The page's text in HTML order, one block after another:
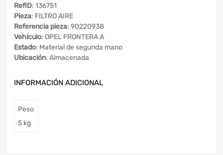
RefID: 136751
Pieza: FILTRO AIRE
Referencia pieza: 90220938
Vehículo: OPEL FRONTERA A
Estado: Material de segunda mano
Ubicación: Almacenada
INFORMACIÓN ADICIONAL
Peso
5 kg